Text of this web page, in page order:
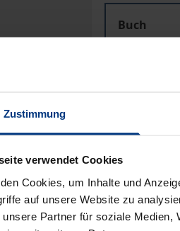
Zustimmung
verwendet Cookies
Cookies, um Inhalte und
auf unsere Website zu
unsere Partner für soziale Medien,
Buch
Hinweise zu